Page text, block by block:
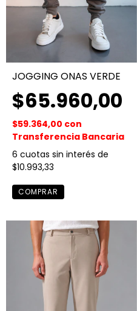
JOGGING ONAS VERDE
$65.960,00
$59.364,00 con
Transferencia Bancaria
6 cuotas sin interés de
$10.993,33
COMPRAR